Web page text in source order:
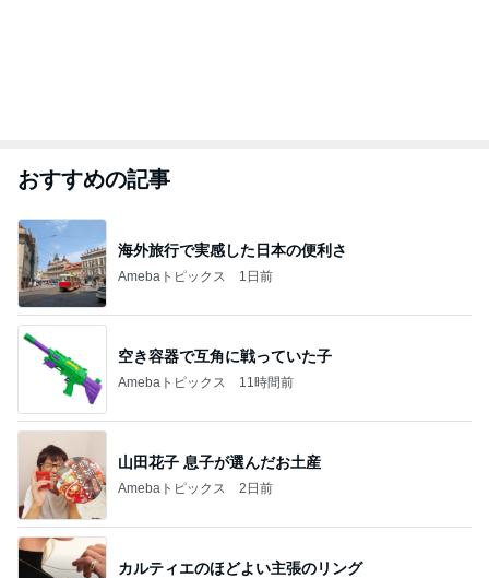
おすすめの記事
海外旅行で実感した日本の便利さ
Amebaトピックス 1日前
空き容器で互角に戦っていた子
Amebaトピックス 11時間前
山田花子 息子が選んだお土産
Amebaトピックス 2日前
カルティエのほどよい主張のリング